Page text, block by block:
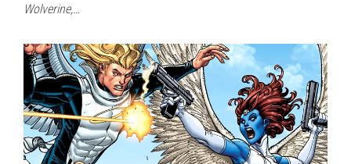
Wolverine,…